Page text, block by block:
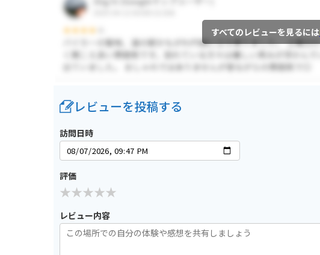
すべてのレビューを見るには
レビューを投稿する
訪問日時
評価
レビュー内容